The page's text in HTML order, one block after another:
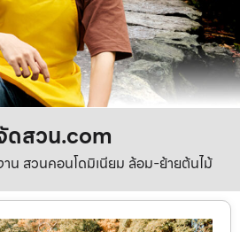
ดสวน.com
น สวนคอนโดมิเนียม ล้อม-ย้ายต้นไม้